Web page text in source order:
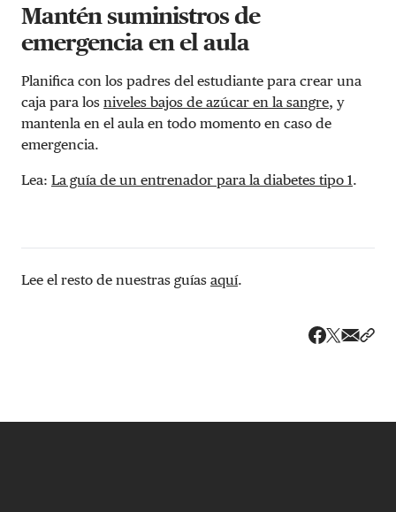
Mantén suministros de
emergencia en el aula
Planifica con los padres del estudiante para crear una
caja para los niveles bajos de azúcar en la sangre, y
mantenla en el aula en todo momento en caso de
emergencia.
Lea: La guía de un entrenador para la diabetes tipo 1.
Lee el resto de nuestras guías aquí.